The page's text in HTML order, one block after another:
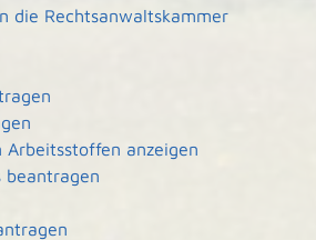
die Rechtsanwaltskammer
anzeigen
beantragen